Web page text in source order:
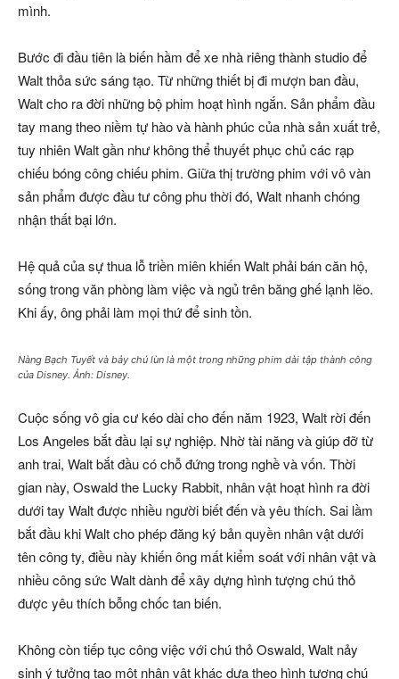
mình.
Bước đi đầu tiên là biến hầm để xe nhà riêng thành studio để
Walt thỏa sức sáng tạo. Từ những thiết bị đi mượn ban đầu,
Walt cho ra đời những bộ phim hoạt hình ngắn. Sản phẩm đầu
tay mang theo niềm tự hào và hành phúc của nhà sản xuất trẻ,
tuy nhiên Walt gần như không thể thuyết phục chủ các rạp
chiếu bóng công chiếu phim. Giữa thị trường phim với vô vàn
sản phẩm được đầu tư công phu thời đó, Walt nhanh chóng
nhận thất bại lớn.
Hệ quả của sự thua lỗ triền miên khiến Walt phải bán căn hộ,
sống trong văn phòng làm việc và ngủ trên băng ghế lạnh lẽo.
Khi ấy, ông phải làm mọi thứ để sinh tồn.
Nàng Bạch Tuyết và bảy chú lùn là một trong những phim dài tập thành công
của Disney. Ảnh: Disney.
Cuộc sống vô gia cư kéo dài cho đến năm 1923, Walt rời đến
Los Angeles bắt đầu lại sự nghiệp. Nhờ tài năng và giúp đỡ từ
anh trai, Walt bắt đầu có chỗ đứng trong nghề và vốn. Thời
gian này, Oswald the Lucky Rabbit, nhân vật hoạt hình ra đời
dưới tay Walt được nhiều người biết đến và yêu thích. Sai lầm
bắt đầu khi Walt cho phép đăng ký bản quyền nhân vật dưới
tên công ty, điều này khiến ông mất kiểm soát với nhân vật và
nhiều công sức Walt dành để xây dựng hình tượng chú thỏ
được yêu thích bỗng chốc tan biến.
Không còn tiếp tục công việc với chú thỏ Oswald, Walt nảy
sinh ý tưởng tạo một nhân vật khác dựa theo hình tượng chú